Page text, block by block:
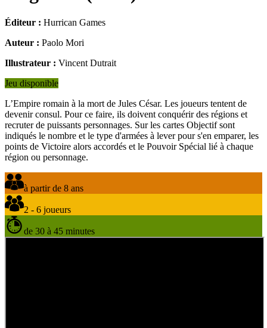
Éditeur : Hurrican Games
Auteur : Paolo Mori
Illustrateur : Vincent Dutrait
Jeu disponible
L’Empire romain à la mort de Jules César. Les joueurs tentent de
devenir consul. Pour ce faire, ils doivent conquérir des régions et
recruter de puissants personnages. Sur les cartes Objectif sont
indiqués le nombre et le type d'armées à lever pour s'en emparer, les
points de Victoire alors accordés et le Pouvoir Spécial lié à chaque
région ou personnage.
à partir de 8 ans
2 - 6 joueurs
de 30 à 45 minutes